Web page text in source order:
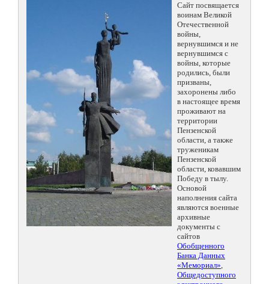
Сайт посвящается
воинам Великой
Отечественной
войны,
вернувшимся и не
вернувшимся с
войны, которые
родились, были
призваны,
захоронены либо
в настоящее время
проживают на
территории
Пензенской
области, а также
труженикам
Пензенской
области, ковавшим
Победу в тылу.
Основой
наполнения сайта
являются военные
архивные
документы с
сайтов
Обобщенного
Банка Данных
«Мемориал»,
Общедоступного